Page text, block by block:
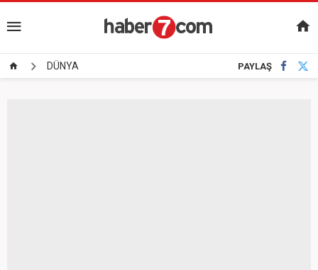
DÜNYA PAYLAŞ